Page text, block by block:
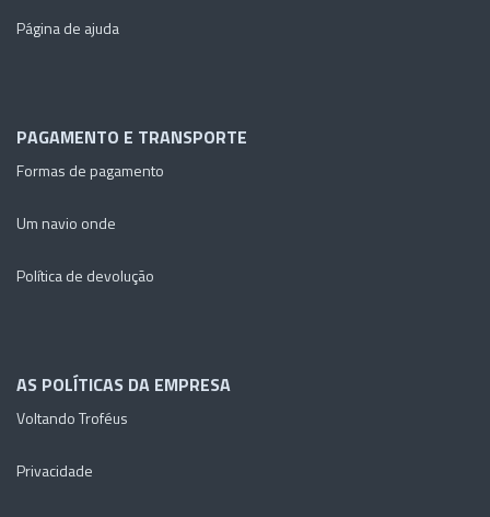
Página de ajuda
PAGAMENTO E TRANSPORTE
Formas de pagamento
Um navio onde
Política de devolução
AS POLÍTICAS DA EMPRESA
Voltando Troféus
Privacidade